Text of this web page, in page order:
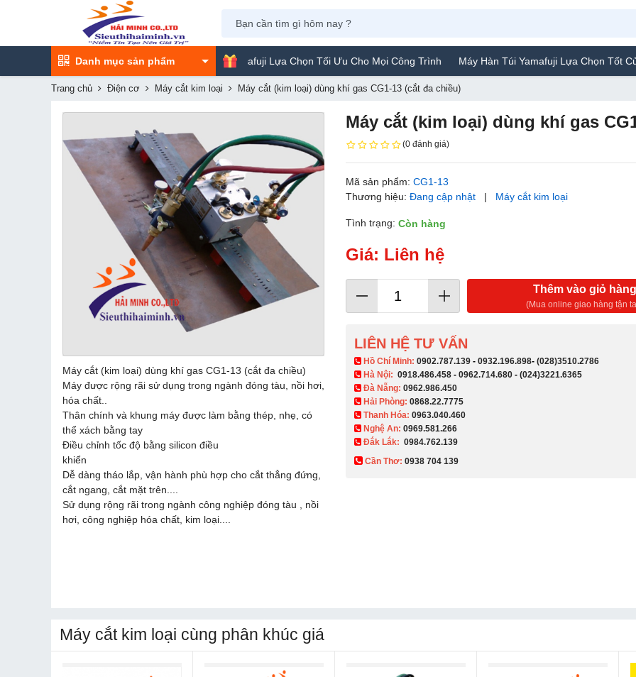
Danh mục sản phẩm
Máy Phun Sơn Yamafuji Lựa Chọn Tối Ưu Cho Mọi Công Trình Máy Hàn Túi Yamafuji Lựa Chọn Tốt Của Người
Trang chủ Điện cơ Máy cắt kim loại Máy cắt (kim loại) dùng khí gas CG1-13 (cắt đa chiều)
Máy cắt (kim loại) dùng khí gas CG1-13 (cắt đa chiều)
Máy được rộng rãi sử dụng trong ngành đóng tàu, nồi hơi,
hóa chất..
Thân chính và khung máy được làm bằng thép, nhẹ, có
thể xách bằng tay
Điều chỉnh tốc độ bằng silicon điều
khiển
Dễ dàng tháo lắp, vận hành phù hợp cho cắt thẳng đứng,
cắt ngang, cắt mặt trên....
Sử dụng rộng rãi trong ngành công nghiệp đóng tàu , nồi
hơi, công nghiệp hóa chất, kim loại....
Máy cắt (kim loại) dùng khí gas
(0 đánh giá)
Mã sản phẩm:CG1-13
Thương hiệu:Đang cập nhật | Máy cắt kim loại
Tình trạng:Còn hàng
Giá: Liên hệ
Thêm vào giỏ hàng
(Mua online giao hàng tận
LIÊN HỆ TƯ VẤN
​ Hồ Chí Minh:0902.787.139 -0932.196.898-(028)3510.2786
Hà Nội:0918.486.458 -0962.714.680 -(024)3221.6365
Đà Nẵng:0962.986.450
Hải Phòng:0868.22.7775
Thanh Hóa:0963.040.460
Nghệ An:0969.581.266
Đắk Lắk: 0984.762.139
Cần Thơ:0938 704 139​
Máy cắt kim loại cùng phân khúc giá